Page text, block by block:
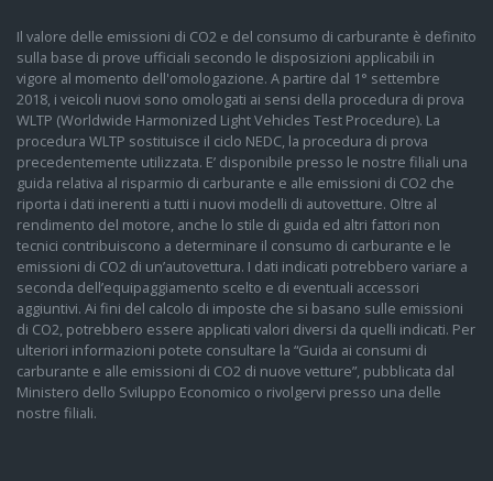
Il valore delle emissioni di CO2 e del consumo di carburante è definito
sulla base di prove ufficiali secondo le disposizioni applicabili in
vigore al momento dell'omologazione. A partire dal 1° settembre
2018, i veicoli nuovi sono omologati ai sensi della procedura di prova
WLTP (Worldwide Harmonized Light Vehicles Test Procedure). La
procedura WLTP sostituisce il ciclo NEDC, la procedura di prova
precedentemente utilizzata. E’ disponibile presso le nostre filiali una
guida relativa al risparmio di carburante e alle emissioni di CO2 che
riporta i dati inerenti a tutti i nuovi modelli di autovetture. Oltre al
rendimento del motore, anche lo stile di guida ed altri fattori non
tecnici contribuiscono a determinare il consumo di carburante e le
emissioni di CO2 di un’autovettura. I dati indicati potrebbero variare a
seconda dell’equipaggiamento scelto e di eventuali accessori
aggiuntivi. Ai fini del calcolo di imposte che si basano sulle emissioni
di CO2, potrebbero essere applicati valori diversi da quelli indicati. Per
ulteriori informazioni potete consultare la “Guida ai consumi di
carburante e alle emissioni di CO2 di nuove vetture”, pubblicata dal
Ministero dello Sviluppo Economico o rivolgervi presso una delle
nostre filiali.